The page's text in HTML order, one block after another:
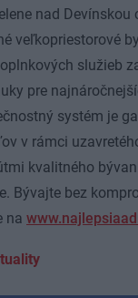
nad Devínskou
veľkopriestorové
služieb
pre
systém je
v rámci
kvalitného
Bývajte bez
na